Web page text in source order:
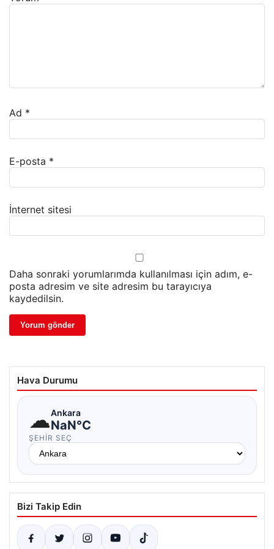
Ad *
E-posta *
İnternet sitesi
Daha sonraki yorumlarımda kullanılması için adım, e-
posta adresim ve site adresim bu tarayıcıya
kaydedilsin.
Hava Durumu
☁Ankara
NaN°C
ŞEHIR SEÇ
Bizi Takip Edin